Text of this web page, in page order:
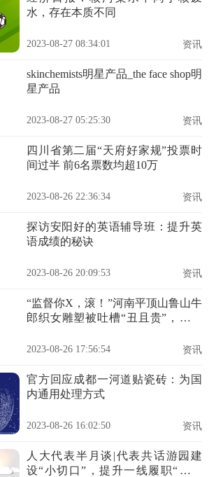
水，存在本质不同
2023-08-27 08:34:01 资讯
skinchemists明星产品_the face shop明
星产品
2023-08-27 05:25:30 资讯
四川省第二届“天府好家规”投票时
间过半 前6名票数均超10万
2023-08-26 22:36:34 资讯
探访安阳好的英语辅导班：提升英
语成绩的秘诀
2023-08-26 20:09:53 资讯
“监督你X，滚！”河南平顶山鲁山牛
郎织女雕塑被吐槽“丑且贵”，记者
2023-08-26 17:56:54 资讯
官方回应成都一河道贴瓷砖：为国
内通用处理方式
2023-08-26 16:02:50 资讯
人大代表半月谈|代表共话游园建
设“小切口”，提升一线履职“大服